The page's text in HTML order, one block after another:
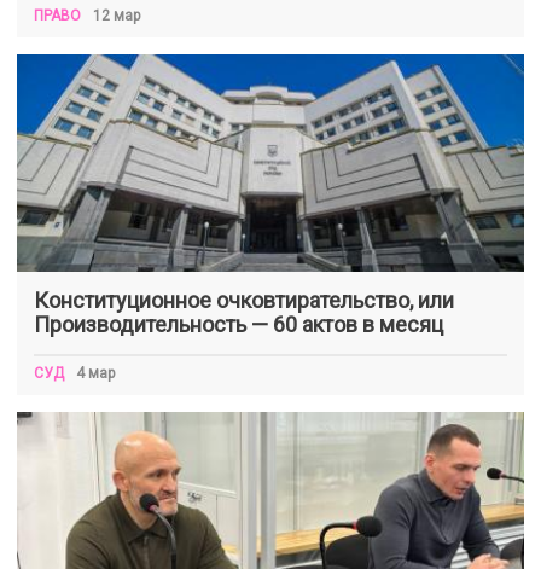
ПРАВО 12 мар
Конституционное очковтирательство, или
Производительность — 60 актов в месяц
СУД 4 мар